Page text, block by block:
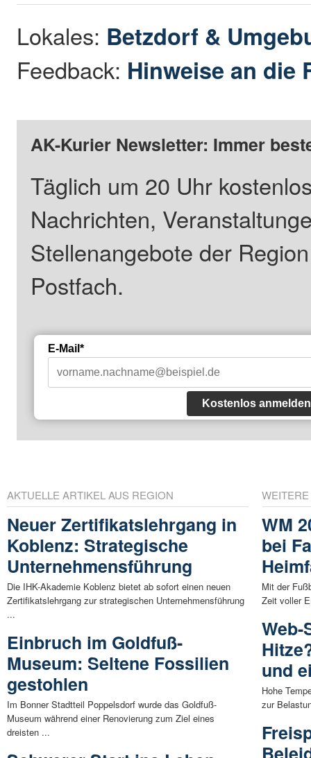
Lokales: Betzdorf &
Feedback: Hinweise an die
AK-Kurier Newsletter: Immer
Täglich um 20 Uhr
Nachrichten,
Stellenangebote der
Postfach.
E-Mail*
Kostenlos anmelden
AKTUELLE ARTIKEL AUS REGION
Neuer Zertifikatslehrgang in
Koblenz: Strategische
Unternehmensführung
Die IHK-Akademie Koblenz bietet ab sofort einen neuen
Zertifikatslehrgang zur strategischen Unternehmensführung
...
Einbruch im Goldfuß-
Museum: Seltene Fossilien
gestohlen
Im Bonner Stadtteil Poppelsdorf wurde das Goldfuß-
Museum während einer Renovierung zum Ziel eines
dreisten ...
WM
bei
Mit der
Zeit voller
Web-
und
Hohe
zur